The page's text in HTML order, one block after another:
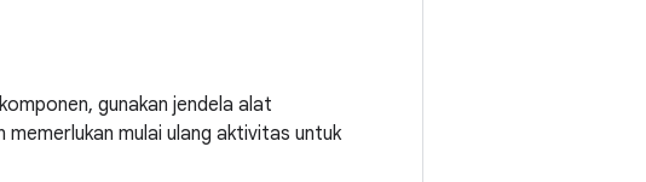
gunakan jendela alat
mulai ulang aktivitas untuk